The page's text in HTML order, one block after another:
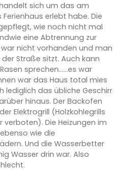
handelt sich um das am
erlebt habe. Die
wie noch nicht mal
eine Abtrennung zur
nicht vorhanden und man
Straße sitzt. Auch kann
sprechen......es war
war das Haus total mies
das übliche Geschirr
hinaus. Der Backofen
Elektrogrill (Holzkohlegrills
Die Heizungen im
wie die
Und die Wasserbetter
Wasser drin war. Also